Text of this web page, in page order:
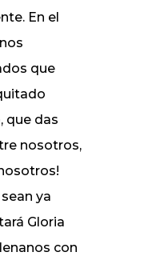
En el
que
que das
nosotros,
ya
Gloria
con